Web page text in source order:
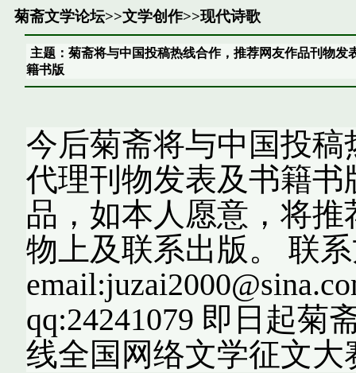
菊斋文学论坛>>文学创作>>现代诗歌
主题：菊斋将与中国投稿热线合作，推荐网友作品刊物发
籍书版
今后菊斋将与中国投
代理刊物发表及书籍
品，如本人愿意，将
物上及联系出版。 联
qq:24241079 即日起菊
线全国网络文学征文